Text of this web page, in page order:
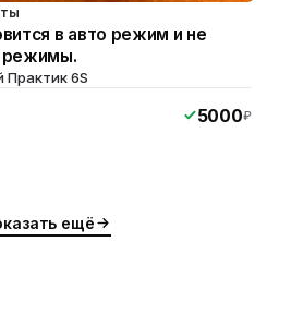
в авто режим и не
режимы.
Практик 6S
5000₽
ещё